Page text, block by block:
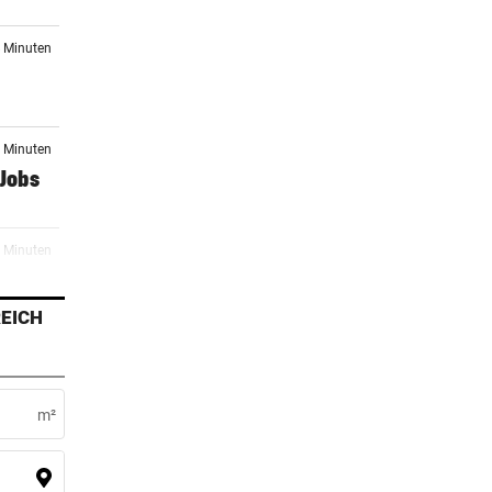
Minuten
Minuten
Minuten
in
Minuten
die
m²